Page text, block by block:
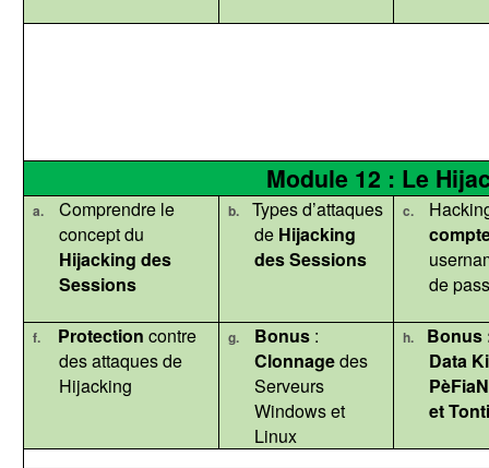
Module 12 : Le
a.
Comprendre le
concept du
Hijacking des
Sessions
b.
Types d’attaques
de Hijacking
des Sessions
c.
de
f. Protection contre
des attaques de
Hijacking
g. Bonus:
Clonnagedes
Serveurs
Windows et
Linux
h.
Bonus
Data
et